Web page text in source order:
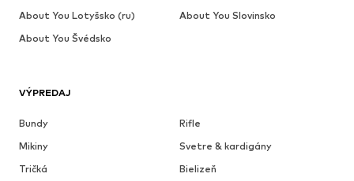
VÝPREDAJ
Bundy
Rifle
Mikiny
Svetre & kardigány
Tričká
Bielizeň
About You Lotyšsko (ru)
About You Slovinsko
About You Švédsko